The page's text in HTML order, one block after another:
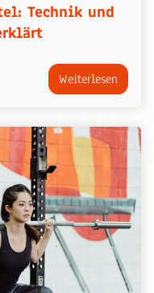
Technik und
Weiterlesen